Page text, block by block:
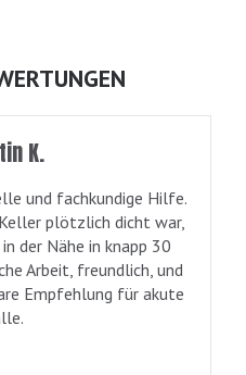
K.
und fachkundige Hilfe.
plötzlich dicht war,
der Nähe in knapp 30
Arbeit, freundlich, und
Empfehlung für akute